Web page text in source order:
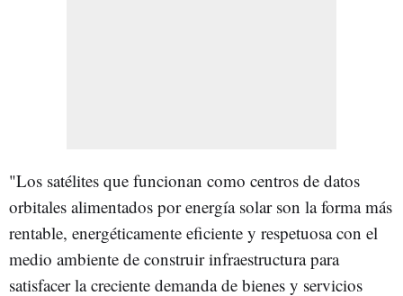
"Los satélites que funcionan como centros de datos
orbitales alimentados por energía solar son la forma más
rentable, energéticamente eficiente y respetuosa con el
medio ambiente de construir infraestructura para
satisfacer la creciente demanda de bienes y servicios